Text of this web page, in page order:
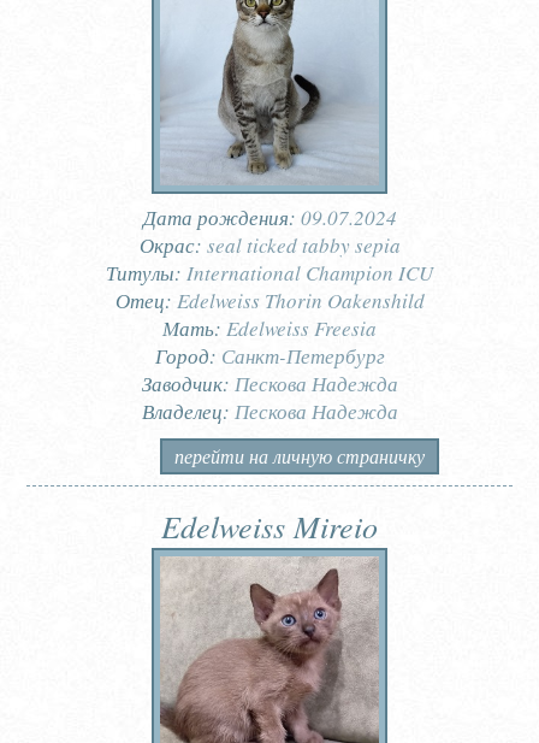
Дата рождения: 09.07.2024
Окрас: seal ticked tabby sepia
Титулы: International Champion ICU
Отец: Edelweiss Thorin Oakenshild
Мать: Edelweiss Freesia
Город: Санкт-Петербург
Заводчик: Пескова Надежда
Владелец: Пескова Надежда
перейти на личную страничку
Edelweiss Mireio